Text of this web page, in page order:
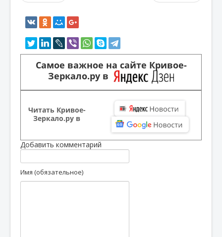
Самое важное на сайте Кривое-
Зеркало.ру в
Читать Кривое-
Зеркало.ру в
Добавить комментарий
Имя (обязательное)